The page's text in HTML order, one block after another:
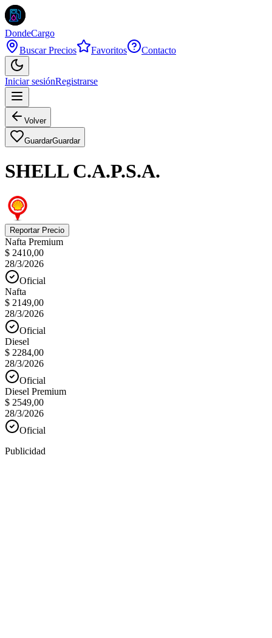
DondeCargo
Buscar Precios
Favoritos Contacto
Iniciar sesiónRegistrarse
Volver
GuardarGuardar
SHELL C.A.P.S.A.
Reportar Precio
Nafta Premium
$ 2410,00
28/3/2026
Oficial
Nafta
$ 2149,00
28/3/2026
Oficial
Diesel
$ 2284,00
28/3/2026
Oficial
Diesel Premium
$ 2549,00
28/3/2026
Oficial
Publicidad